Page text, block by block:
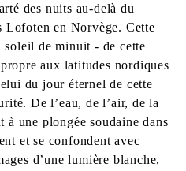
des nuits au-delà du
Lofoten en Norvège. Cette
soleil de minuit - de cette
aux latitudes nordiques
du jour éternel de cette
De l’eau, de l’air, de la
une plongée soudaine dans
et se confondent avec
d’une lumière blanche,